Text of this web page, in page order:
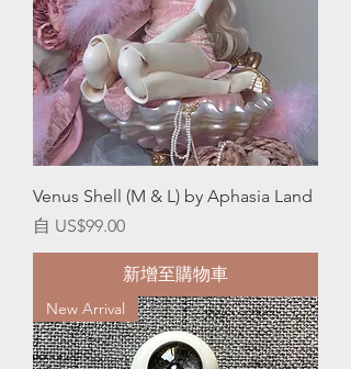
Venus Shell (M & L) by Aphasia Land
自 US$99.00
促銷價格
新增至購物車
New Arrival